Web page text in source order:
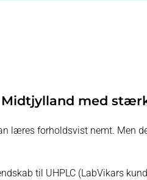
Midtjylland med
læres forholdsvist nemt. Men
til UHPLC (LabVikars